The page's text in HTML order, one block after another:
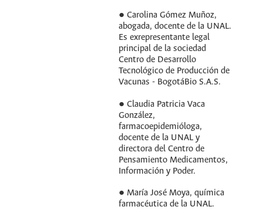
● Carolina Gómez Muñoz,
abogada, docente de la UNAL.
Es exrepresentante legal
principal de la sociedad
Centro de Desarrollo
Tecnológico de Producción de
Vacunas - BogotáBio S.A.S.
● Claudia Patricia Vaca
González,
farmacoepidemióloga,
docente de la UNAL y
directora del Centro de
Pensamiento Medicamentos,
Información y Poder.
● María José Moya, química
farmacéutica de la UNAL.